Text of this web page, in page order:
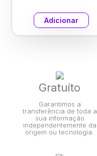
Adicionar
Gratuíto
Garantimos a
transferência de toda a
sua informação
independentemente da
origem ou tecnologia.